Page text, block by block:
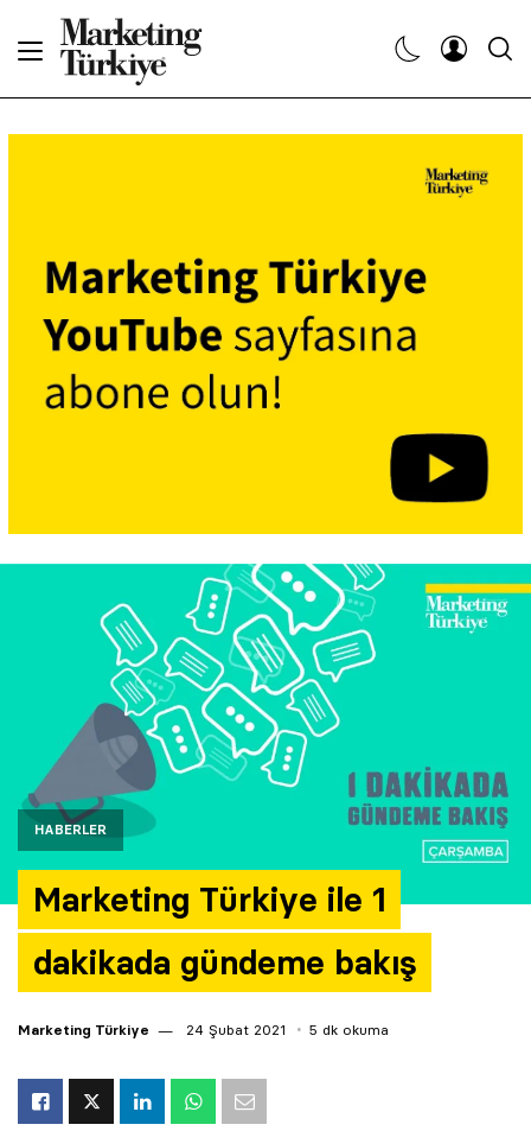
HABERLER
Marketing Türkiye ile 1
dakikada gündeme bakış
Marketing Türkiye 24 Şubat 2021 5 dk okuma
Dergiler
Etkinlikler
Araştırma